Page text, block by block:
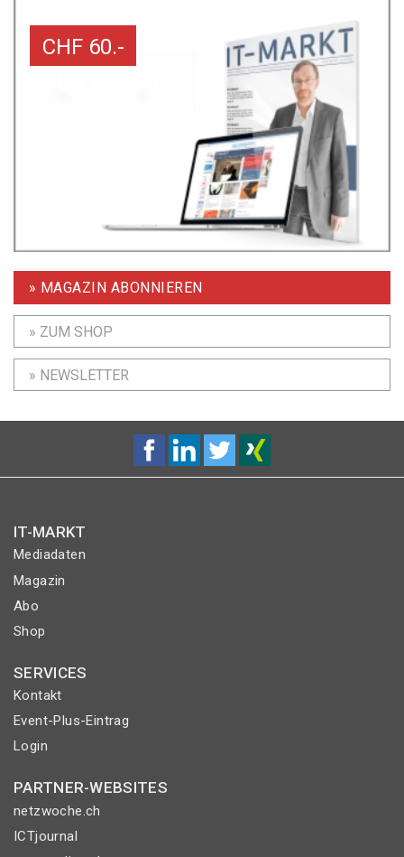
CHF 60.-
» MAGAZIN ABONNIEREN
» ZUM SHOP
» NEWSLETTER
IT-MARKT
Mediadaten
Magazin
Abo
Shop
SERVICES
Kontakt
Event-Plus-Eintrag
Login
PARTNER-WEBSITES
netzwoche.ch
ICTjournal